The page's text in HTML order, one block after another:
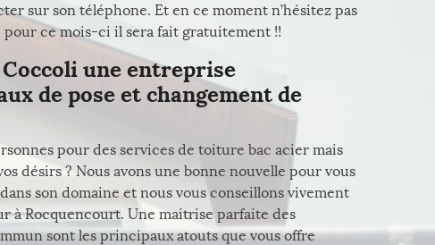
sur son téléphone. Et en ce moment n’hésitez pas
ce mois-ci il sera fait gratuitement !!
une entreprise
de pose et changement de
pour des services de toiture bac acier mais
désirs ? Nous avons une bonne nouvelle pour vous
son domaine et nous vous conseillons vivement
à Rocquencourt. Une maitrise parfaite des
sont les principaux atouts que vous offre